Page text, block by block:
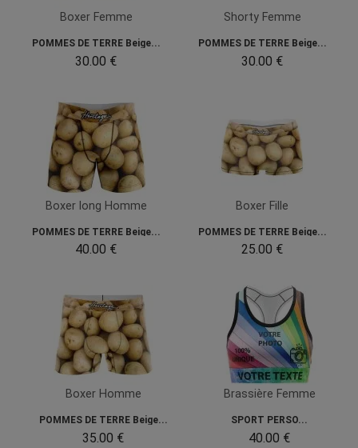
Boxer Femme
POMMES DE TERRE Beige...
30.00 €
Shorty Femme
POMMES DE TERRE Beige...
30.00 €
Boxer long Homme
POMMES DE TERRE Beige...
40.00 €
Boxer Fille
POMMES DE TERRE Beige...
25.00 €
Boxer Homme
POMMES DE TERRE Beige...
35.00 €
Brassière Femme
SPORT PERSO...
40.00 €